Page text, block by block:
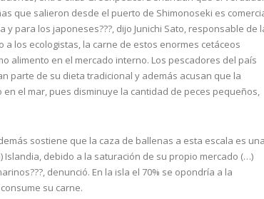
que salieron desde el puerto de Shimonoseki es
para los japoneses???, dijo Junichi Sato, responsable de
los ecologistas, la carne de estos enormes cetáceos
alimento en el mercado interno. Los pescadores del país
parte de su dieta tradicional y además acusan que la
el mar, pues disminuye la cantidad de peces pequeños,
sostiene que la caza de ballenas a esta escala es una
Islandia, debido a la saturación de su propio mercado (…)
denunció. En la isla el 70% se opondría a la
su carne.